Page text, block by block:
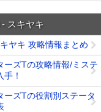
スキヤキ
ヤキ 攻略情報まとめ
ーズTの攻略情報/ミステ
！
ーズTの役割別ステータ